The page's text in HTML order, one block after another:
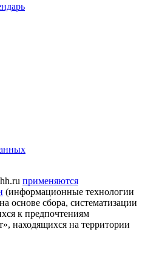
применяются
(информационные технологии
основе сбора, систематизации
к предпочтениям
находящихся на территории